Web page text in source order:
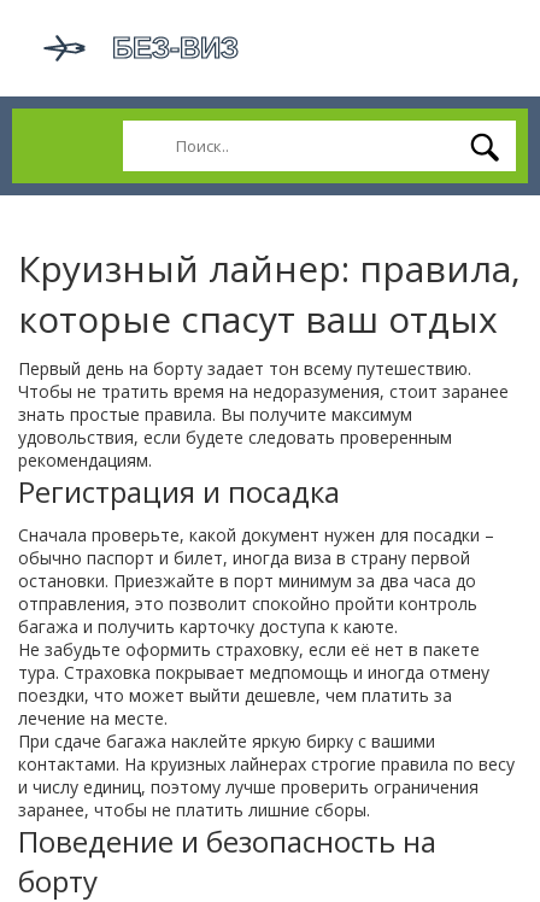
Круизный лайнер: правила,
которые спасут ваш отдых
Первый день на борту задает тон всему путешествию.
Чтобы не тратить время на недоразумения, стоит заранее
знать простые правила. Вы получите максимум
удовольствия, если будете следовать проверенным
рекомендациям.
Регистрация и посадка
Сначала проверьте, какой документ нужен для посадки –
обычно паспорт и билет, иногда виза в страну первой
остановки. Приезжайте в порт минимум за два часа до
отправления, это позволит спокойно пройти контроль
багажа и получить карточку доступа к каюте.
Не забудьте оформить страховку, если её нет в пакете
тура. Страховка покрывает медпомощь и иногда отмену
поездки, что может выйти дешевле, чем платить за
лечение на месте.
При сдаче багажа наклейте яркую бирку с вашими
контактами. На круизных лайнерах строгие правила по весу
и числу единиц, поэтому лучше проверить ограничения
заранее, чтобы не платить лишние сборы.
Поведение и безопасность на
борту